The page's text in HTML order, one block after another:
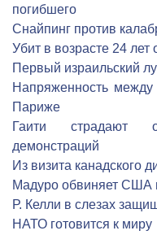
погибшего
Снайпинг против
Убит в возрасте 24 лет
Первый израильский
Напряженность
Париже
Гаити страдают
демонстраций
Из визита канадского
Мадуро обвиняет США
Р. Келли в слезах
НАТО готовится к миру